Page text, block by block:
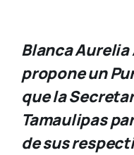
Blanca Aurelia
propone un
que la
Tamaulipas
de sus